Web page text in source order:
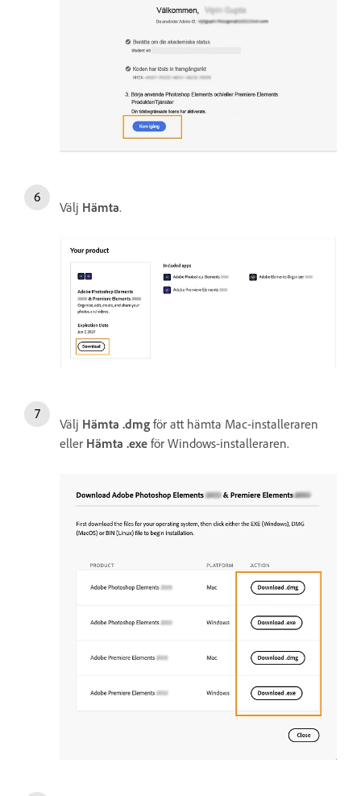
Välj Hämta.
Välj Hämta .dmg för att hämta Mac-installeraren
eller Hämta .exe för Windows-installeraren.